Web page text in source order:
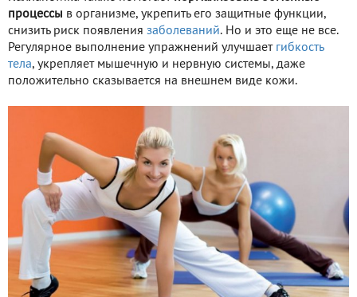
процессы в организме, укрепить его защитные функции,
снизить риск появления заболеваний. Но и это еще не все.
Регулярное выполнение упражнений улучшает гибкость
тела, укрепляет мышечную и нервную системы, даже
положительно сказывается на внешнем виде кожи.